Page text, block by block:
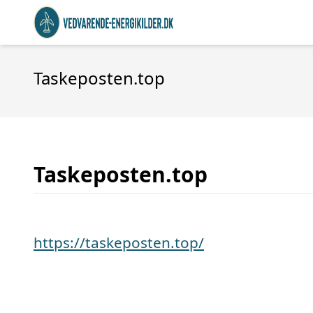
Taskeposten.top
Taskeposten.top
https://taskeposten.top/